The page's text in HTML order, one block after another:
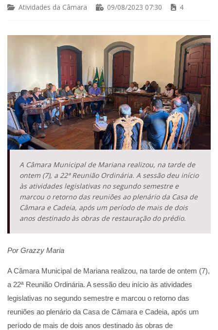
Atividades da Câmara 09/08/2023 07:30 4
A Câmara Municipal de Mariana realizou, na tarde de
ontem (7), a 22ª Reunião Ordinária. A sessão deu início
às atividades legislativas no segundo semestre e
marcou o retorno das reuniões ao plenário da Casa de
Câmara e Cadeia, após um período de mais de dois
anos destinado às obras de restauração do prédio.
Por Grazzy Maria
A Câmara Municipal de Mariana realizou, na tarde de ontem (7),
a 22ª Reunião Ordinária. A sessão deu início às atividades
legislativas no segundo semestre e marcou o retorno das
reuniões ao plenário da Casa de Câmara e Cadeia, após um
período de mais de dois anos destinado às obras de